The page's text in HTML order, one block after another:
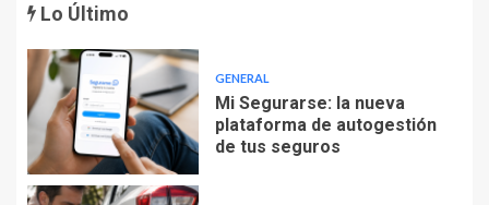
Lo Último
GENERAL
Mi Segurarse: la nueva
plataforma de autogestión
de tus seguros